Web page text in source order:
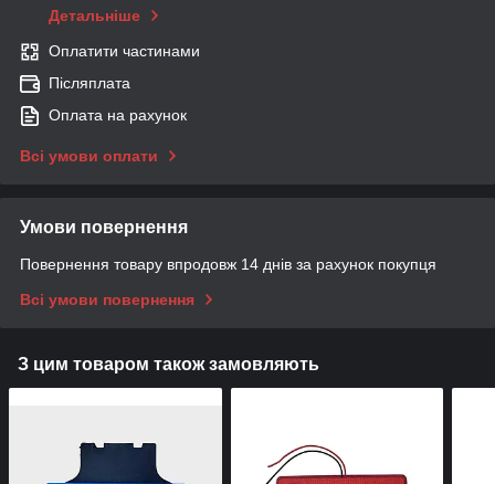
Детальніше
Оплатити частинами
Післяплата
Оплата на рахунок
Всі умови оплати
Умови повернення
Повернення товару впродовж 14 днів за рахунок покупця
Всі умови повернення
З цим товаром також замовляють